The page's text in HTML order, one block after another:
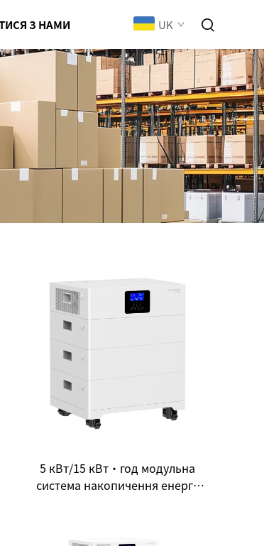
З НАМИ UK
5 кВт/15 кВт·год модульна
система накопичення енергії
енергетичної незалежності